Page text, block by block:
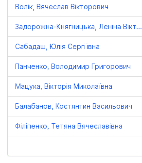
Волік, Вячеслав Вікторович
Задорожна-Княгницька, Леніна Вікт...
Сабадаш, Юлія Сергіївна
Панченко, Володимир Григорович
Мацука, Вікторія Миколаївна
Балабанов, Костянтин Васильович
Філіпенко, Тетяна Вячеславівна